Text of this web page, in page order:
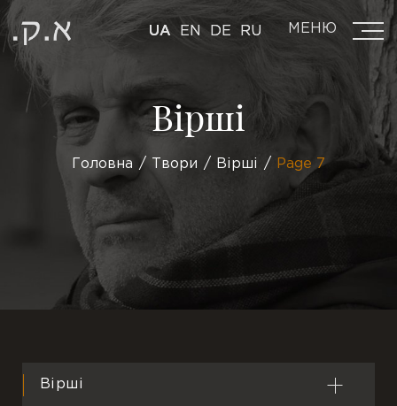
UA EN DE RU МЕНЮ
Вірші
Головна Твори Вірші Page 7
Вірші